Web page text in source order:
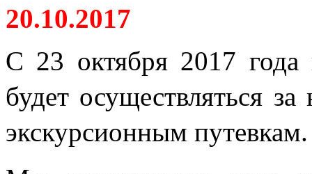
20.10.2017
С 23 октября 2017
будет осуществляться
экскурсионным путевкам.